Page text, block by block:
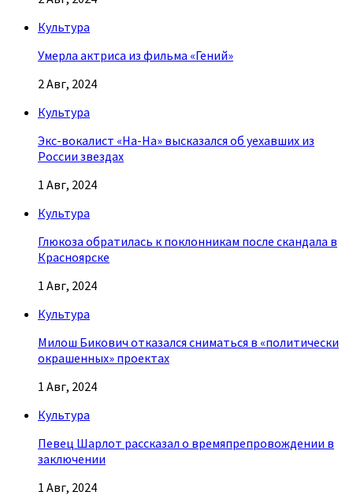
Культура
Умерла актриса из фильма «Гений»
2 Авг, 2024
Культура
Экс-вокалист «На-На» высказался об уехавших из
России звездах
1 Авг, 2024
Культура
Глюкоза обратилась к поклонникам после скандала в
Красноярске
1 Авг, 2024
Культура
Милош Бикович отказался сниматься в «политически
окрашенных» проектах
1 Авг, 2024
Культура
Певец Шарлот рассказал о времяпрепровождении в
заключении
1 Авг, 2024